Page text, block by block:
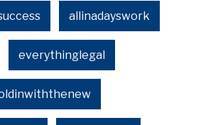
allinadayswork
everythinglegal